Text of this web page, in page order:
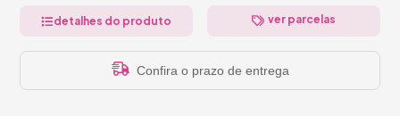
detalhes do produto ver parcelas
Confira o prazo de entrega